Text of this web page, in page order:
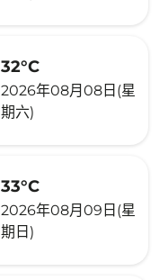
32°C
2026年08月08日(星
期六)
33°C
2026年08月09日(星
期日)